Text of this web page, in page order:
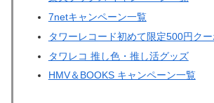
7netキャンペーン一覧
タワーレコード初めて限定500円ク
タワレコ 推し色・推し活グッズ
HMV＆BOOKS キャンペーン一覧